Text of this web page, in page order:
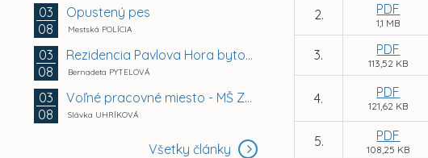
03
08
Opustený pes
Mestská POLÍCIA
03
08
Rezidencia Pavlova Hora bytový dom A + B +...
Bernadeta PYTELOVÁ
03
08
Voľné pracovné miesto - MŠ Zuzkin park 2, Košice -...
Slávka UHRÍKOVÁ
Všetky články
2. PDF
1,1 MB
3. PDF
113,52 KB
4. PDF
121,62 KB
5. PDF
108,25 KB